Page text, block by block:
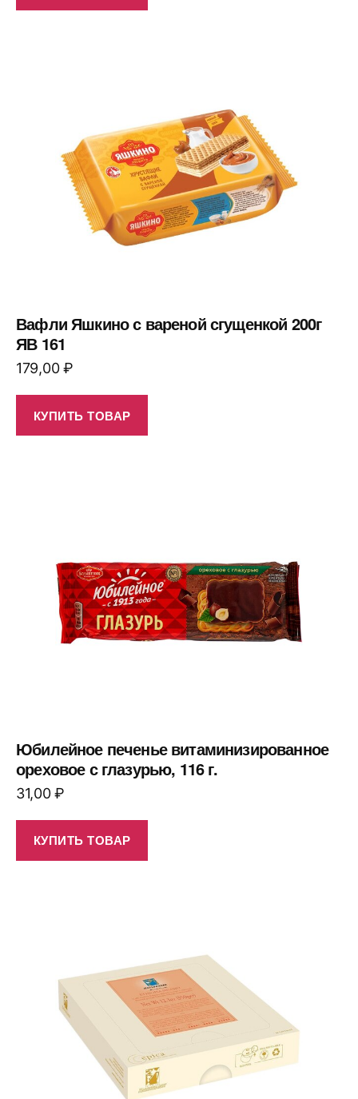
Вафли Яшкино с вареной сгущенкой 200г
ЯВ 161
179,00₽
КУПИТЬ ТОВАР
Юбилейное печенье витаминизированное
ореховое с глазурью, 116 г.
31,00₽
КУПИТЬ ТОВАР